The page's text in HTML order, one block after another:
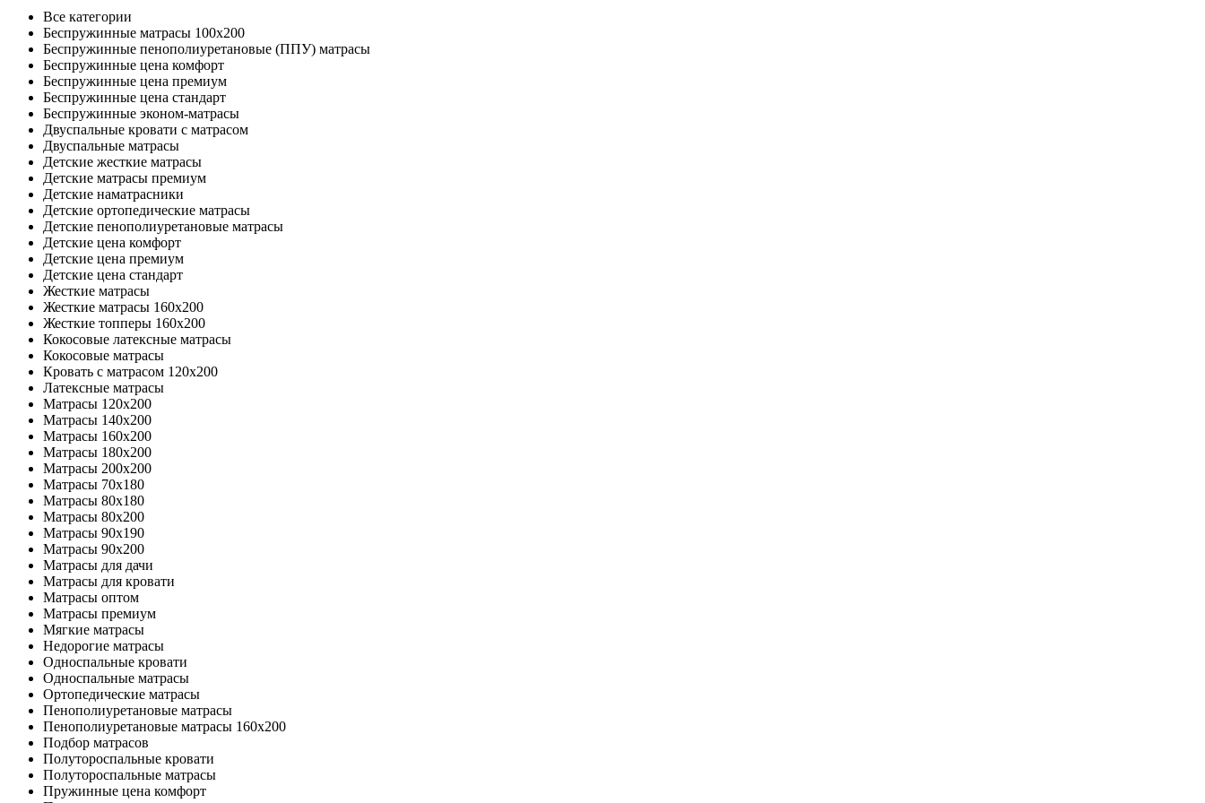
Все категории
Беспружинные матрасы 100x200
Беспружинные пенополиуретановые (ППУ) матрасы
Беспружинные цена комфорт
Беспружинные цена премиум
Беспружинные цена стандарт
Беспружинные эконом-матрасы
Двуспальные кровати с матрасом
Двуспальные матрасы
Детские жесткие матрасы
Детские матрасы премиум
Детские наматрасники
Детские ортопедические матрасы
Детские пенополиуретановые матрасы
Детские цена комфорт
Детские цена премиум
Детские цена стандарт
Жесткие матрасы
Жесткие матрасы 160x200
Жесткие топперы 160x200
Кокосовые латексные матрасы
Кокосовые матрасы
Кровать с матрасом 120х200
Латексные матрасы
Матрасы 120x200
Матрасы 140x200
Матрасы 160x200
Матрасы 180x200
Матрасы 200x200
Матрасы 70x180
Матрасы 80x180
Матрасы 80x200
Матрасы 90x190
Матрасы 90x200
Матрасы для дачи
Матрасы для кровати
Матрасы оптом
Матрасы премиум
Мягкие матрасы
Недорогие матрасы
Односпальные кровати
Односпальные матрасы
Ортопедические матрасы
Пенополиуретановые матрасы
Пенополиуретановые матрасы 160x200
Подбор матрасов
Полутороспальные кровати
Полутороспальные матрасы
Пружинные цена комфорт